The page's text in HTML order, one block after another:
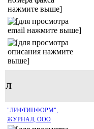
Л
"ЛИФТИНФОРМ",
ЖУРНАЛ, ООО